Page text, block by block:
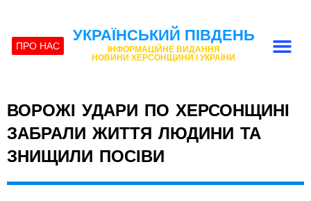
ПРО НАС
УКРАЇНСЬКИЙ ПІВДЕНЬ
ІНФОРМАЦІЙНЕ ВИДАННЯ
НОВИНИ ХЕРСОНЩИНИ І УКРАЇНИ
ВОРОЖІ УДАРИ ПО ХЕРСОНЩИНІ
ЗАБРАЛИ ЖИТТЯ ЛЮДИНИ ТА
ЗНИЩИЛИ ПОСІВИ